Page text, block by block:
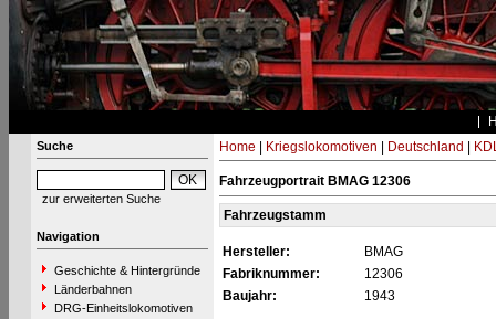
Suche
zur erweiterten Suche
Navigation
Geschichte & Hintergründe
Länderbahnen
DRG-Einheitslokomotiven
Home Kriegslokomotiven Deutschland
Fahrzeugportrait BMAG 12306
Fahrzeugstamm
Hersteller:
BMAG
Fabriknummer:
12306
Baujahr:
1943